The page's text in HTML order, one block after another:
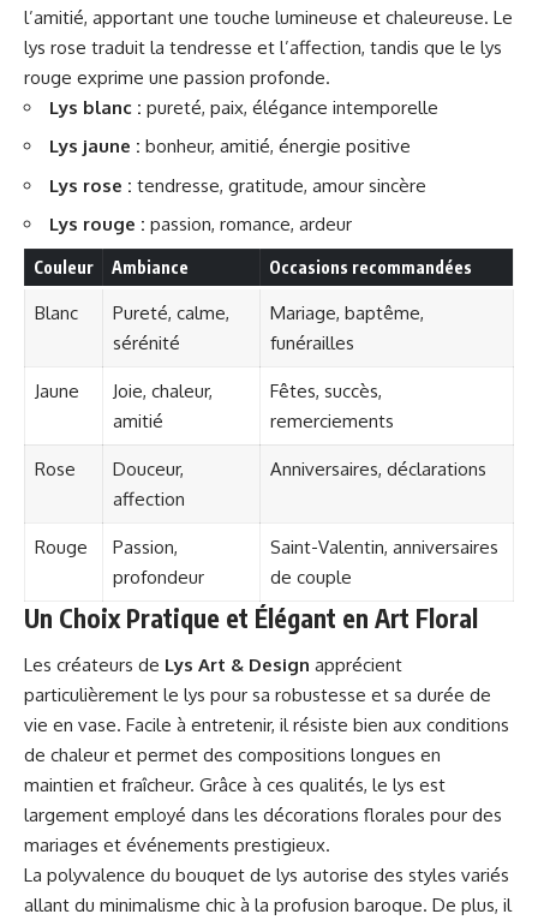
l’amitié, apportant une touche lumineuse et chaleureuse. Le
lys rose traduit la tendresse et l’affection, tandis que le lys
rouge exprime une passion profonde.
Lys blanc : pureté, paix, élégance intemporelle
Lys jaune : bonheur, amitié, énergie positive
Lys rose : tendresse, gratitude, amour sincère
Lys rouge : passion, romance, ardeur
Couleur Ambiance Occasions recommandées
Blanc
Pureté, calme,
sérénité
Mariage, baptême,
funérailles
Jaune
Joie, chaleur,
amitié
Fêtes, succès,
remerciements
Rose
Douceur,
affection
Anniversaires, déclarations
Rouge
Passion,
profondeur
Saint-Valentin, anniversaires
de couple
Un Choix Pratique et Élégant en Art Floral
Les créateurs de Lys Art & Design apprécient
particulièrement le lys pour sa robustesse et sa durée de
vie en vase. Facile à entretenir, il résiste bien aux conditions
de chaleur et permet des compositions longues en
maintien et fraîcheur. Grâce à ces qualités, le lys est
largement employé dans les décorations florales pour des
mariages et événements prestigieux.
La polyvalence du bouquet de lys autorise des styles variés
allant du minimalisme chic à la profusion baroque. De plus, il